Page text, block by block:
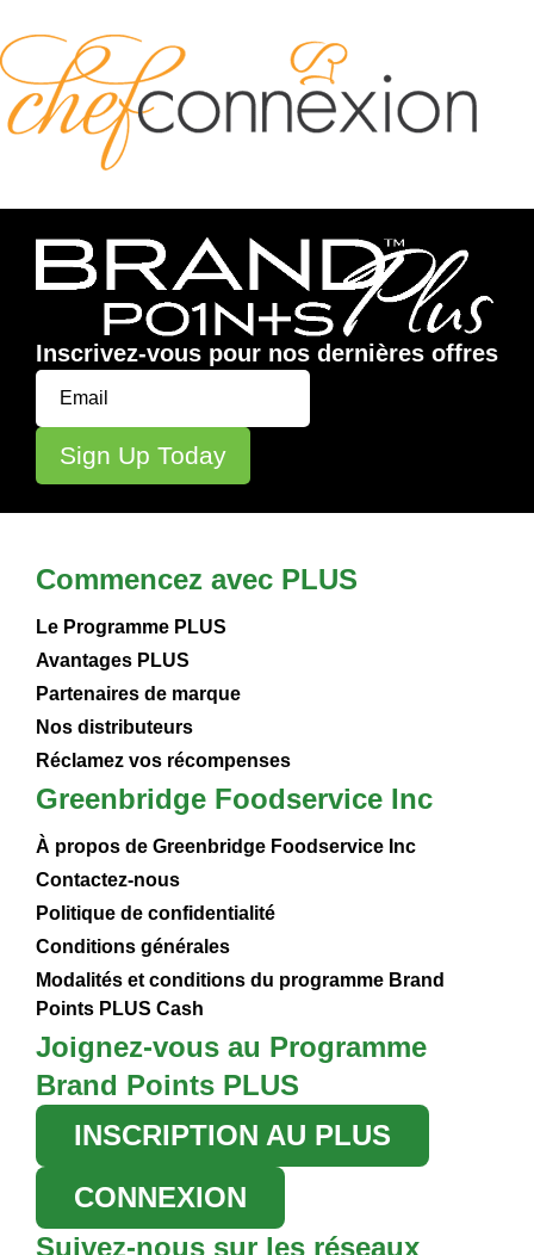
Inscrivez-vous pour nos dernières offres
Commencez avec PLUS
Le Programme PLUS
Avantages PLUS
Partenaires de marque
Nos distributeurs
Réclamez vos récompenses
Greenbridge Foodservice Inc
À propos de Greenbridge Foodservice Inc
Contactez-nous
Politique de confidentialité
Conditions générales
Modalités et conditions du programme Brand
Points PLUS Cash
Joignez-vous au Programme
Brand Points PLUS
INSCRIPTION AU PLUS
CONNEXION
Suivez-nous sur les réseaux